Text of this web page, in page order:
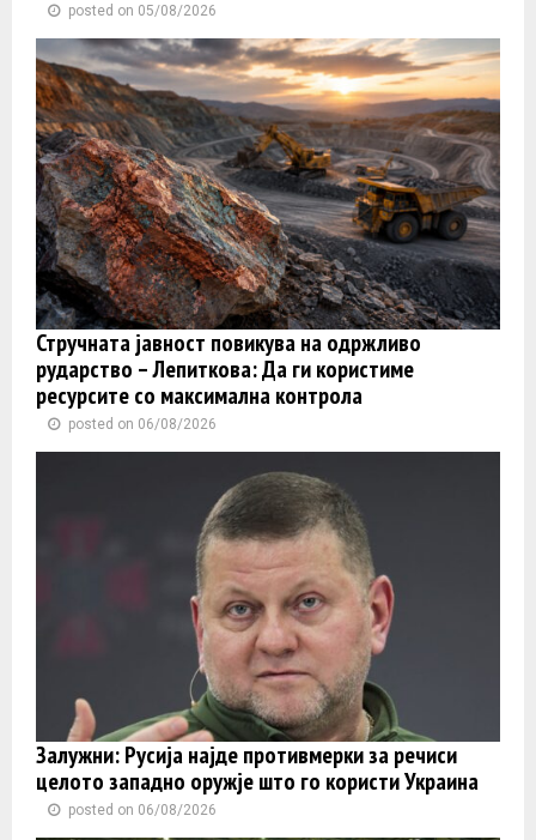
posted on 05/08/2026
Стручната јавност повикува на одржливо
рударство – Лепиткова: Да ги користиме
ресурсите со максимална контрола
posted on 06/08/2026
Залужни: Русија најде противмерки за речиси
целото западно оружје што го користи Украина
posted on 06/08/2026